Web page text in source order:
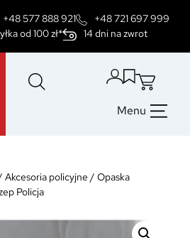
+48 577 888 921
+48 721 697 999
od 100 zł*
14 dni na zwrot
Menu
Akcesoria policyjne / Opaska
Policja